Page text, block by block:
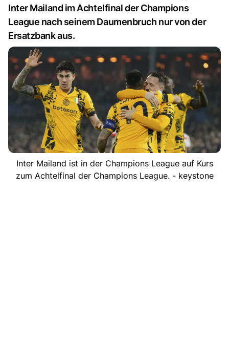
Inter Mailand im Achtelfinal der Champions
League nach seinem Daumenbruch nur von der
Ersatzbank aus.
Inter Mailand ist in der Champions League auf Kurs
zum Achtelfinal der Champions League. - keystone